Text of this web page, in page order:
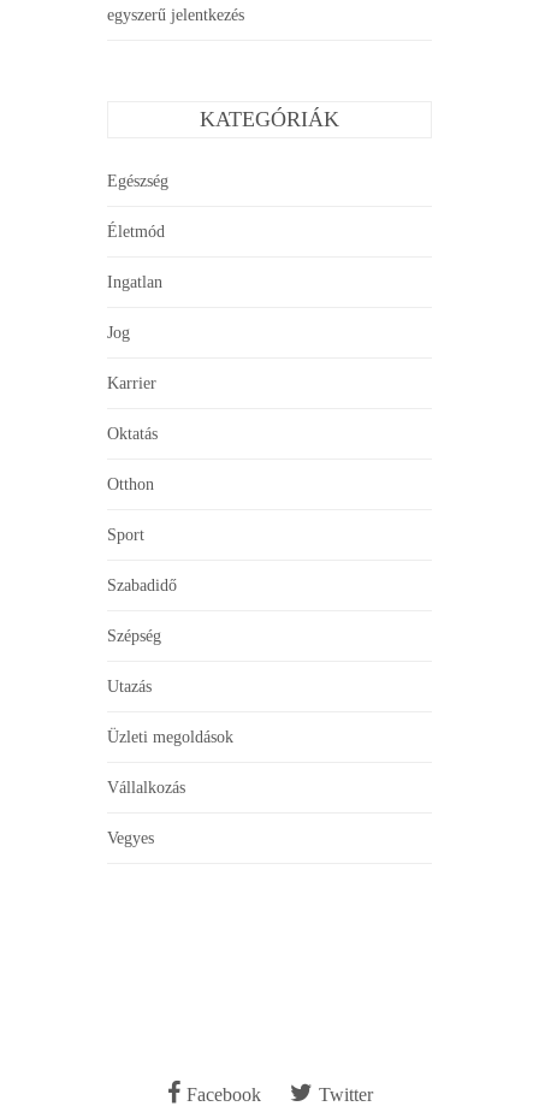
egyszerű jelentkezés
KATEGÓRIÁK
Egészség
Életmód
Ingatlan
Jog
Karrier
Oktatás
Otthon
Sport
Szabadidő
Szépség
Utazás
Üzleti megoldások
Vállalkozás
Vegyes
Facebook Twitter